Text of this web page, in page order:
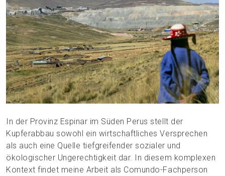
In der Provinz Espinar im Süden Perus stellt der
Kupferabbau sowohl ein wirtschaftliches Versprechen
als auch eine Quelle tiefgreifender sozialer und
ökologischer Ungerechtigkeit dar. In diesem komplexen
Kontext findet meine Arbeit als Comundo-Fachperson